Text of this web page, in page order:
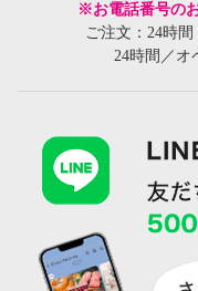
※お電話番号の
ご注文：24時
24時間／オ